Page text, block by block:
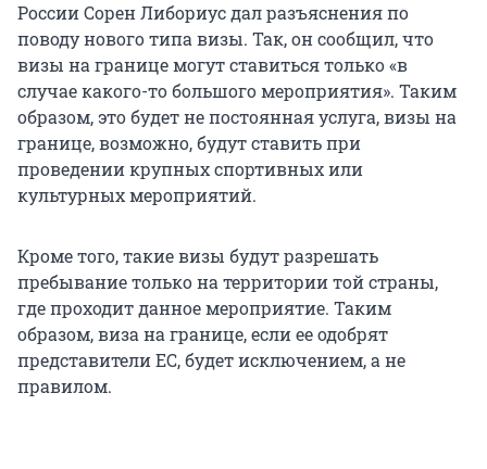
России Сорен Либориус дал разъяснения по
поводу нового типа визы. Так, он сообщил, что
визы на границе могут ставиться только «в
случае какого-то большого мероприятия». Таким
образом, это будет не постоянная услуга, визы на
границе, возможно, будут ставить при
проведении крупных спортивных или
культурных мероприятий.
Кроме того, такие визы будут разрешать
пребывание только на территории той страны,
где проходит данное мероприятие. Таким
образом, виза на границе, если ее одобрят
представители ЕС, будет исключением, а не
правилом.